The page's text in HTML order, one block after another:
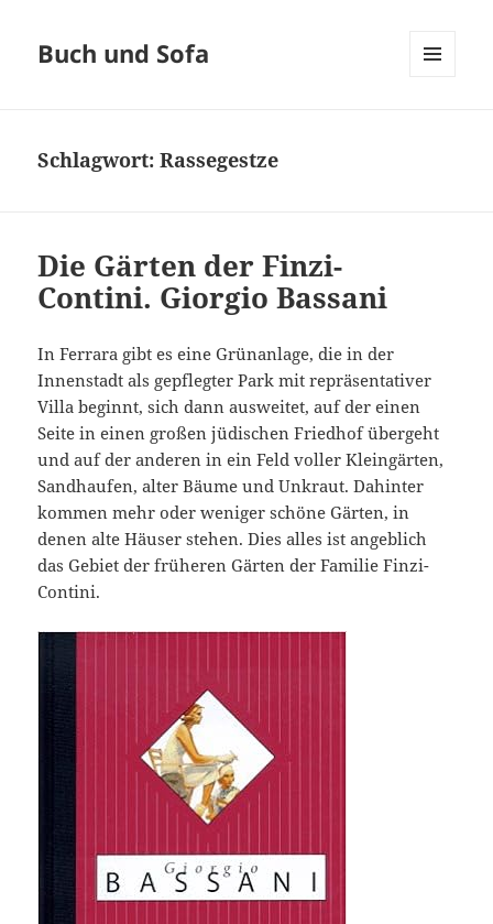
Buch und Sofa
Schlagwort:Rassegestze
Die Gärten der Finzi-
Contini. Giorgio Bassani
In Ferrara gibt es eine Grünanlage, die in der
Innenstadt als gepflegter Park mit repräsentativer
Villa beginnt, sich dann ausweitet, auf der einen
Seite in einen großen jüdischen Friedhof übergeht
und auf der anderen in ein Feld voller Kleingärten,
Sandhaufen, alter Bäume und Unkraut. Dahinter
kommen mehr oder weniger schöne Gärten, in
denen alte Häuser stehen. Dies alles ist angeblich
das Gebiet der früheren Gärten der Familie Finzi-
Contini.